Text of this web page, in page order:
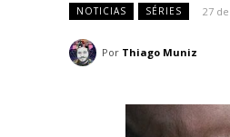
NOTICIAS SÉRIES 27
Por Thiago Muniz